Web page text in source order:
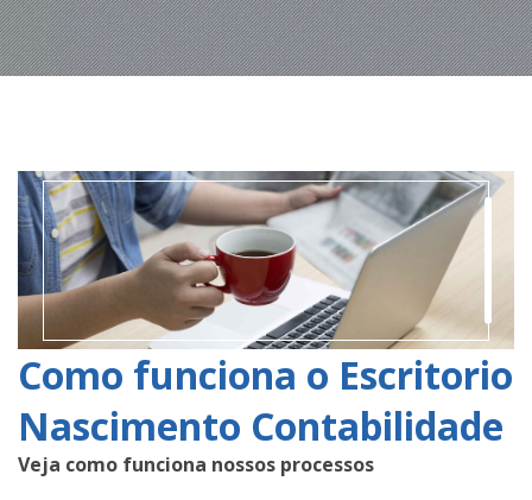
Como funciona o Escritorio
Nascimento Contabilidade
Veja como funciona nossos processos